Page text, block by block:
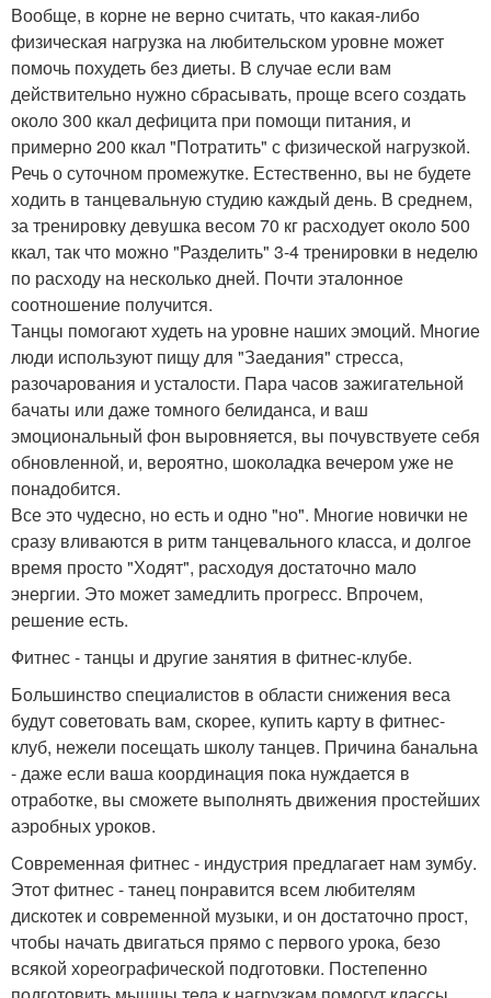
Вообще, в корне не верно считать, что какая-либо
физическая нагрузка на любительском уровне может
помочь похудеть без диеты. В случае если вам
действительно нужно сбрасывать, проще всего создать
около 300 ккал дефицита при помощи питания, и
примерно 200 ккал "Потратить" с физической нагрузкой.
Речь о суточном промежутке. Естественно, вы не будете
ходить в танцевальную студию каждый день. В среднем,
за тренировку девушка весом 70 кг расходует около 500
ккал, так что можно "Разделить" 3-4 тренировки в неделю
по расходу на несколько дней. Почти эталонное
соотношение получится.
Танцы помогают худеть на уровне наших эмоций. Многие
люди используют пищу для "Заедания" стресса,
разочарования и усталости. Пара часов зажигательной
бачаты или даже томного белиданса, и ваш
эмоциональный фон выровняется, вы почувствуете себя
обновленной, и, вероятно, шоколадка вечером уже не
понадобится.
Все это чудесно, но есть и одно "но". Многие новички не
сразу вливаются в ритм танцевального класса, и долгое
время просто "Ходят", расходуя достаточно мало
энергии. Это может замедлить прогресс. Впрочем,
решение есть.
Фитнес - танцы и другие занятия в фитнес-клубе.
Большинство специалистов в области снижения веса
будут советовать вам, скорее, купить карту в фитнес-
клуб, нежели посещать школу танцев. Причина банальна
- даже если ваша координация пока нуждается в
отработке, вы сможете выполнять движения простейших
аэробных уроков.
Современная фитнес - индустрия предлагает нам зумбу.
Этот фитнес - танец понравится всем любителям
дискотек и современной музыки, и он достаточно прост,
чтобы начать двигаться прямо с первого урока, безо
всякой хореографической подготовки. Постепенно